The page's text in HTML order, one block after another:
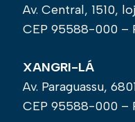
Av. Central, 1510,
CEP 95588-000 –
XANGRI-LÁ
Av. Paraguassu,
CEP 95588-000 –